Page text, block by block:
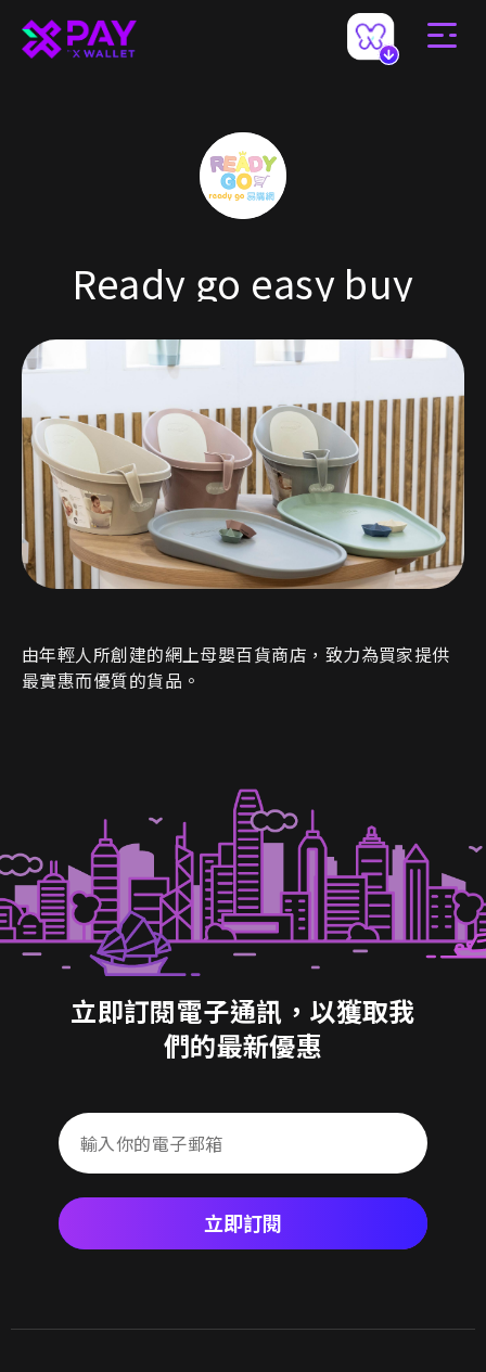
Ready go easy buy
由年輕人所創建的網上母嬰百貨商店，致力為買家提供
最實惠而優質的貨品。
立即訂閱電子通訊，以獲取我
們的最新優惠
立即訂閱